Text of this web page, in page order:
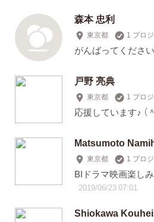
森本 忠利
東京都 1 プロ
がんばってください
戸野 亮典
東京都 1 プロ
応援しています♪ （
Matsumoto
東京都 1 プロ
BIドラマ映画楽し
2019/06/23 07:01
Shiokawa Kouhei